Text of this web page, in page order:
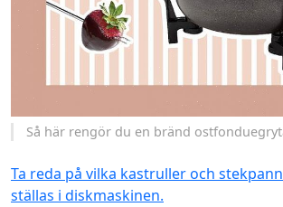
Så här rengör du en bränd
Ta reda på vilka kastruller och
ställas i diskmaskinen.